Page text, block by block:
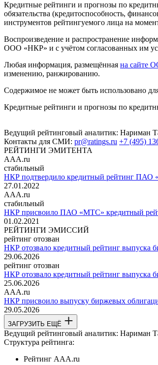
Кредитные рейтинги и прогнозы по
обязательства (кредитоспособность,
инструментов рейтингуемого лица на
Воспроизведение и распространение
ООО «НКР» и с учётом согласованных им
Любая информация, размещённая на сайте
изменению, ранжированию.
Содержимое не может быть использовано
Кредитные рейтинги и прогнозы по
Ведущий рейтинговый аналитик: Нариман
Контакты для СМИ: pr@ratings.ru +7 (495)
РЕЙТИНГИ ЭМИТЕНТА
AAA.ru
стабильный
НКР подтвердило кредитный рейтинг ПАО
27.01.2022
AAA.ru
стабильный
НКР присвоило ПАО «МТС» кредитный
01.02.2021
РЕЙТИНГИ ЭМИССИЙ
рейтинг отозван
НКР отозвало кредитный рейтинг выпуска
29.06.2026
рейтинг отозван
НКР отозвало кредитный рейтинг выпуска
25.06.2026
AAA.ru
НКР присвоило выпуску биржевых
29.05.2026
ЗАГРУЗИТЬ ЕЩЁ
Ведущий рейтинговый аналитик: Нариман
Структура рейтинга:
Рейтинг AAA.ru